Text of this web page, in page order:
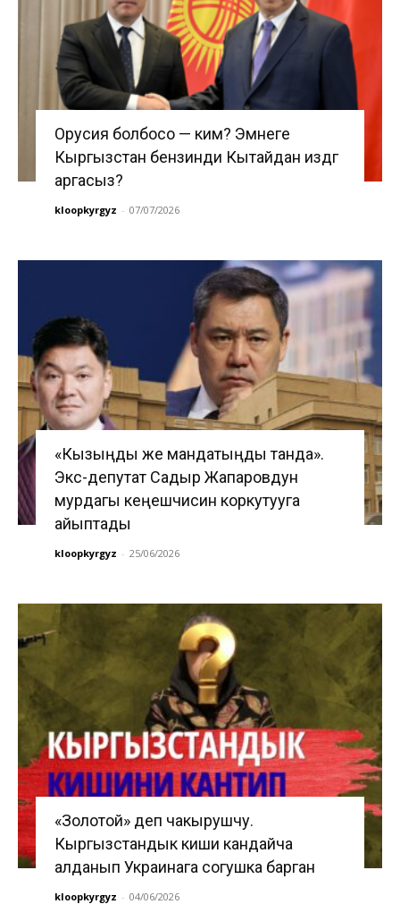
Орусия болбосо — ким? Эмнеге
Кыргызстан бензинди Кытайдан издөөгө
аргасыз?
kloopkyrgyz - 07/07/2026
«Кызыңды же мандатыңды танда».
Экс-депутат Садыр Жапаровдун
мурдагы кеңешчисин коркутууга
айыптады
kloopkyrgyz - 25/06/2026
«Золотой» деп чакырушчу.
Кыргызстандык киши кандайча
алданып Украинага согушка барган
kloopkyrgyz - 04/06/2026